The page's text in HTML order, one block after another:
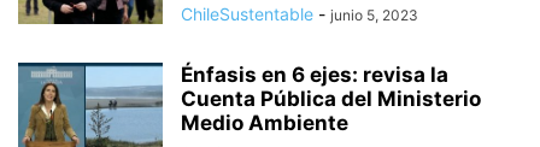
ChileSustentable - junio 5, 2023
Énfasis en 6 ejes: revisa la
Cuenta Pública del Ministerio
Medio Ambiente